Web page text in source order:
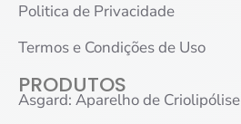
Politica de Privacidade
Termos e Condições de Uso
PRODUTOS
Asgard: Aparelho de Criolipólise